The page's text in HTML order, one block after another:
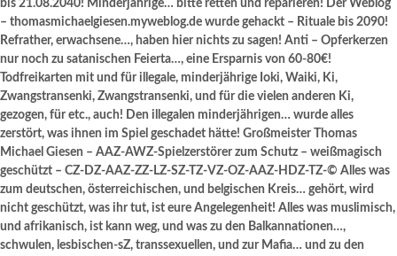
bis 21.08.2040! Minderjährige… bitte retten und reparieren! Der Weblog
– thomasmichaelgiesen.myweblog.de wurde gehackt – Rituale bis 2090!
Refrather, erwachsene…, haben hier nichts zu sagen! Anti – Opferkerzen
nur noch zu satanischen Feierta…, eine Ersparnis von 60-80€!
Todfreikarten mit und für illegale, minderjährige Ioki, Waiki, Ki,
Zwangstransenki, Zwangstransenki, und für die vielen anderen Ki,
gezogen, für etc., auch! Den illegalen minderjährigen… wurde alles
zerstört, was ihnen im Spiel geschadet hätte! Großmeister Thomas
Michael Giesen – AAZ-AWZ-Spielzerstörer zum Schutz – weißmagisch
geschützt – CZ-DZ-AAZ-ZZ-LZ-SZ-TZ-VZ-OZ-AAZ-HDZ-TZ-© Alles was
zum deutschen, österreichischen, und belgischen Kreis… gehört, wird
nicht geschützt, was ihr tut, ist eure Angelegenheit! Alles was muslimisch,
und afrikanisch, ist kann weg, und was zu den Balkannationen…,
schwulen, lesbischen-sZ, transsexuellen, und zur Mafia… und zu den